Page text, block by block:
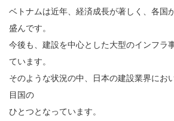
エンジニア募集
パートナー募集
Facebook
ベトナムは近年、経済成長が著しく、各国
盛んです。
今後も、建設を中心とした大型のインフラ
ています。
そのような状況の中、日本の建設業界にお
目国の
ひとつとなっています。